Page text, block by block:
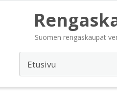
Suomen rengaskaupat